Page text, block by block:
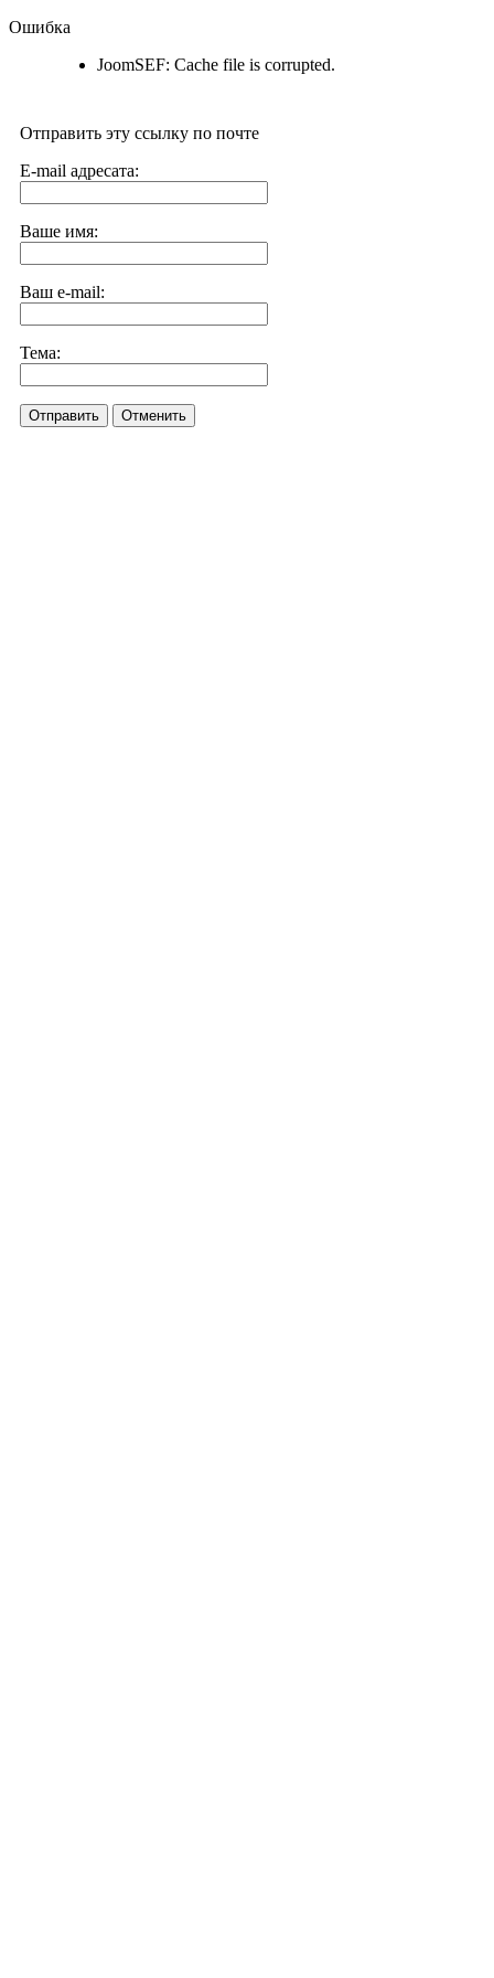
Ошибка
JoomSEF: Cache file is corrupted.
Отправить эту ссылку по почте
E-mail адресата:
Ваше имя:
Ваш e-mail:
Тема:
Отправить Отменить